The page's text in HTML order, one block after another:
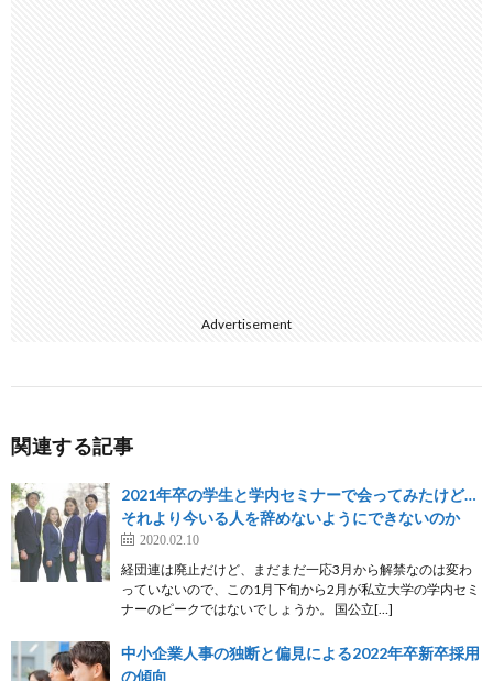
Advertisement
関連する記事
2021年卒の学生と学内セミナーで会ってみたけど…
それより今いる人を辞めないようにできないのか
2020.02.10
経団連は廃止だけど、まだまだ一応3月から解禁なのは変わ
っていないので、この1月下旬から2月が私立大学の学内セミ
ナーのピークではないでしょうか。 国公立[…]
中小企業人事の独断と偏見による2022年卒新卒採用
の傾向